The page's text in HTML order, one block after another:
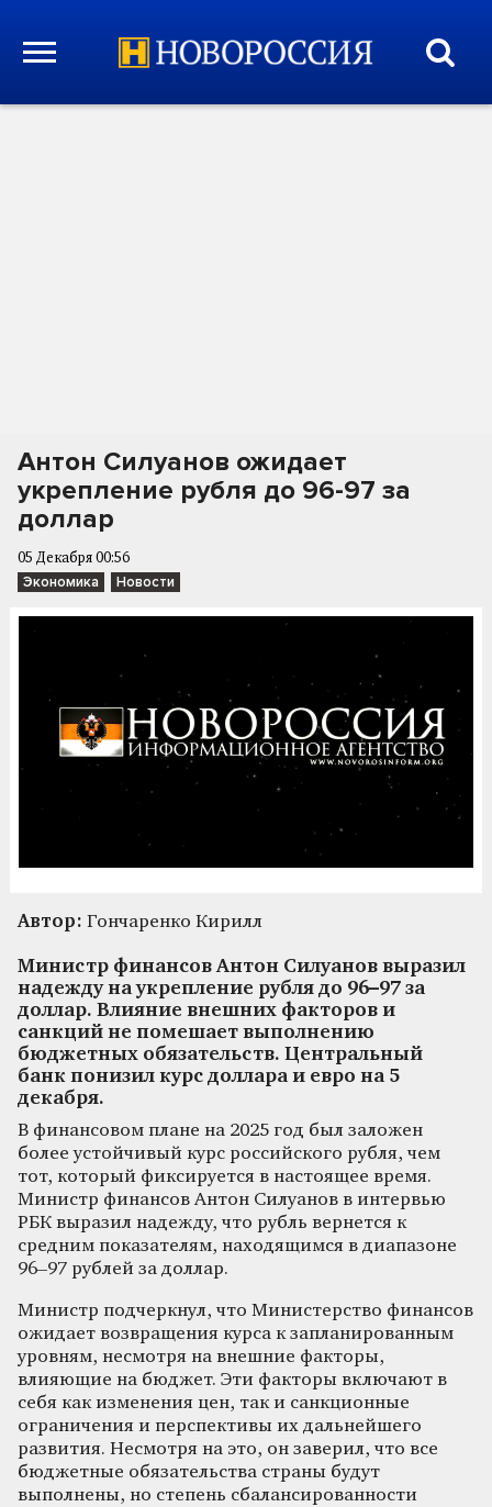
Антон Силуанов ожидает
укрепление рубля до 96-97 за
доллар
05 Декабря 00:56
Экономика Новости
Автор: Гончаренко Кирилл
Министр финансов Антон Силуанов выразил
надежду на укрепление рубля до 96–97 за
доллар. Влияние внешних факторов и
санкций не помешает выполнению
бюджетных обязательств. Центральный
банк понизил курс доллара и евро на 5
декабря.
В финансовом плане на 2025 год был заложен
более устойчивый курс российского рубля, чем
тот, который фиксируется в настоящее время.
Министр финансов Антон Силуанов в интервью
РБК выразил надежду, что рубль вернется к
средним показателям, находящимся в диапазоне
96–97 рублей за доллар.
Министр подчеркнул, что Министерство финансов
ожидает возвращения курса к запланированным
уровням, несмотря на внешние факторы,
влияющие на бюджет. Эти факторы включают в
себя как изменения цен, так и санкционные
ограничения и перспективы их дальнейшего
развития. Несмотря на это, он заверил, что все
бюджетные обязательства страны будут
выполнены, но степень сбалансированности